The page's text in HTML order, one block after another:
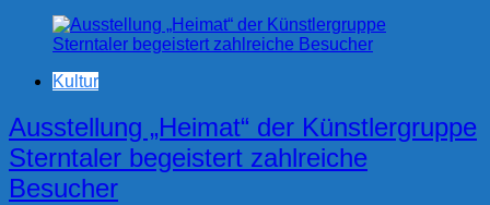
Kultur
Ausstellung „Heimat“ der Künstlergruppe
Sterntaler begeistert zahlreiche
Besucher